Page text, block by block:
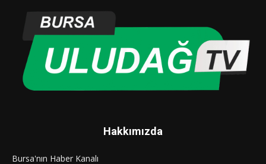
Hakkımızda
Bursa'nın Haber Kanalı